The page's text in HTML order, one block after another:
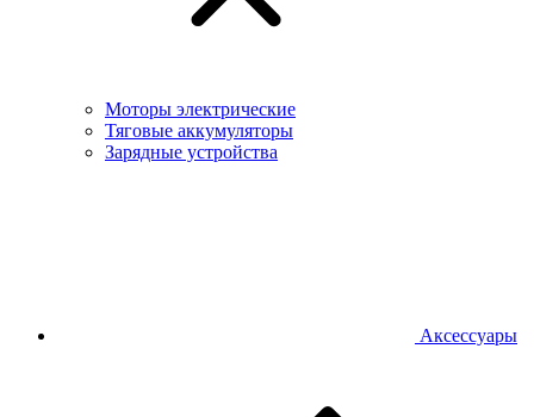
Моторы электрические
Тяговые аккумуляторы
Зарядные устройства
Аксессуары